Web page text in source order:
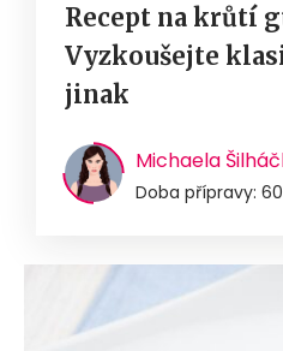
Recept na krůtí
Vyzkoušejte
jinak
Michaela
Doba přípravy: